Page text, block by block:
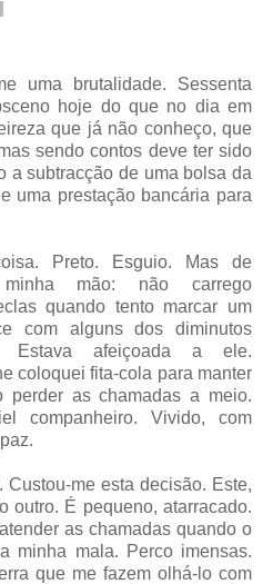
uma brutalidade. Sessenta
hoje do que no dia em
que já não conheço, que
sendo contos deve ter sido
a subtracção de uma bolsa da
uma prestação bancária para
Preto. Esguio. Mas de
mão: não carrego
quando tento marcar um
com alguns dos diminutos
Estava afeiçoada a ele.
coloquei fita-cola para manter
as chamadas a meio.
companheiro. Vivido, com
me esta decisão. Este,
outro. É pequeno, atarracado.
as chamadas quando o
minha mala. Perco imensas.
que me fazem olhá-lo com